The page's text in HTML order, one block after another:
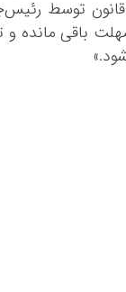
و ۱۵ روز پس از ابلاغ
کرد: «اکنون ۱۸ ماه از